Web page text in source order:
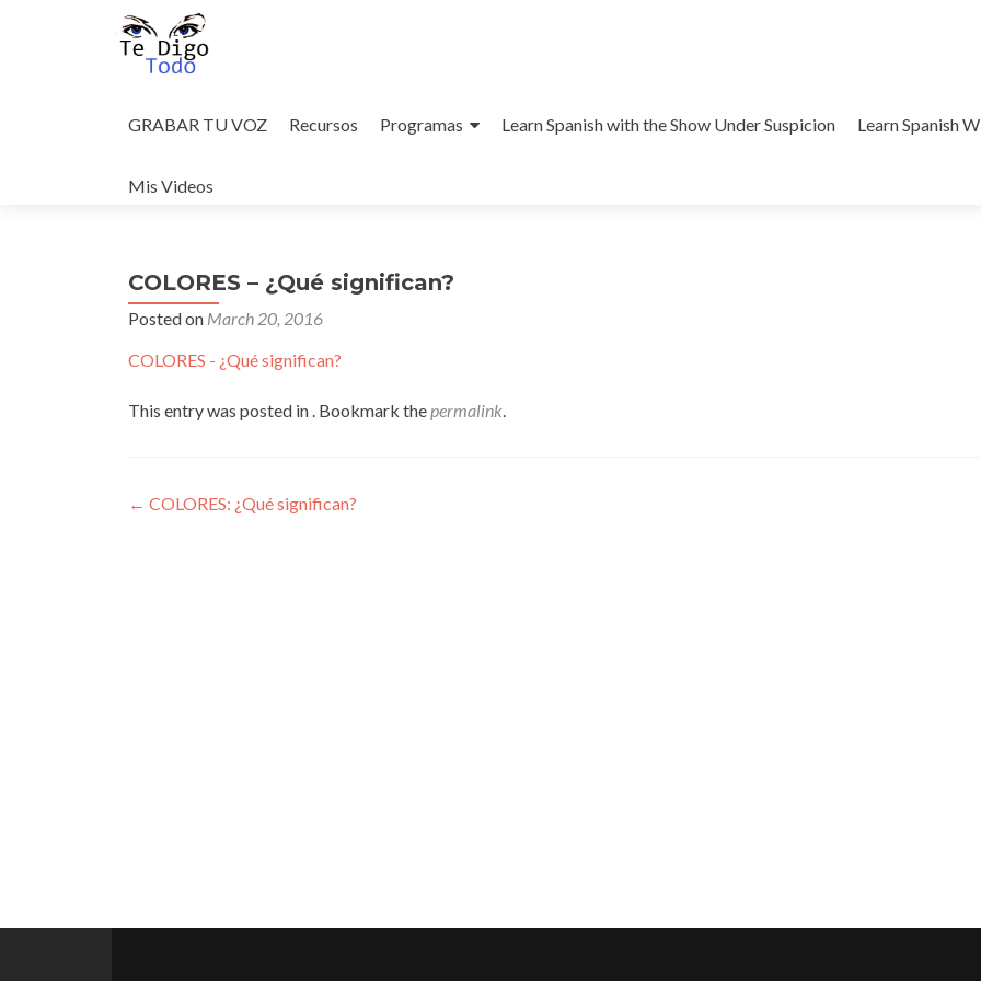
to
GRABAR TU VOZ Recursos Programas Learn Spanish with the Show Under Suspicion Learn Spanish
Mis Videos
COLORES – ¿Qué significan?
Posted on March 20, 2016
COLORES - ¿Qué significan?
This entry was posted in . Bookmark thepermalink.
Post
← COLORES: ¿Qué significan?